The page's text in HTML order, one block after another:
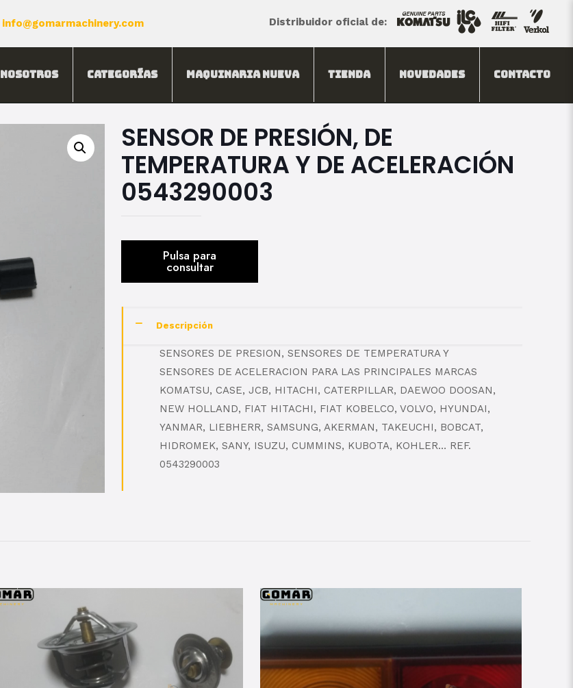
info@gomarmachinery.com Distribuidor oficial de:
Nosotros Categorías Maquinaria Nueva Tienda Novedades Contacto
SENSOR DE PRESIÓN, DE
TEMPERATURA Y DE ACELERACIÓN
0543290003
Descripción
SENSORES DE PRESION, SENSORES DE TEMPERATURA Y
SENSORES DE ACELERACION PARA LAS PRINCIPALES MARCAS
KOMATSU, CASE, JCB, HITACHI, CATERPILLAR, DAEWOO DOOSAN,
NEW HOLLAND, FIAT HITACHI, FIAT KOBELCO, VOLVO, HYUNDAI,
YANMAR, LIEBHERR, SAMSUNG, AKERMAN, TAKEUCHI, BOBCAT,
HIDROMEK, SANY, ISUZU, CUMMINS, KUBOTA, KOHLER… REF.
0543290003